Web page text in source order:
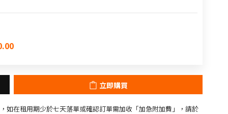
立即購買
如在租用期少於七天落單或確認訂單需加收「加急附加費」，請於